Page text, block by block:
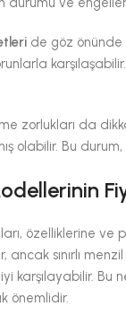
de göz önünde
zorlukları da
Bu durum,
özelliklerine
ancak sınırlı
karşılayabilir.
önemlidir.